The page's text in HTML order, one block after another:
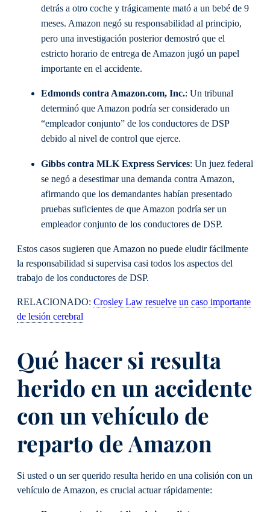
detrás a otro coche y trágicamente mató a un bebé de 9
meses. Amazon negó su responsabilidad al principio,
pero una investigación posterior demostró que el
estricto horario de entrega de Amazon jugó un papel
importante en el accidente.
Edmonds contra Amazon.com, Inc.: Un tribunal
determinó que Amazon podría ser considerado un
“empleador conjunto” de los conductores de DSP
debido al nivel de control que ejerce.
Gibbs contra MLK Express Services: Un juez federal
se negó a desestimar una demanda contra Amazon,
afirmando que los demandantes habían presentado
pruebas suficientes de que Amazon podría ser un
empleador conjunto de los conductores de DSP.
Estos casos sugieren que Amazon no puede eludir fácilmente
la responsabilidad si supervisa casi todos los aspectos del
trabajo de los conductores de DSP.
RELACIONADO: Crosley Law resuelve un caso importante
de lesión cerebral
Qué hacer si resulta
herido en un accidente
con un vehículo de
reparto de Amazon
Si usted o un ser querido resulta herido en una colisión con un
vehículo de Amazon, es crucial actuar rápidamente: